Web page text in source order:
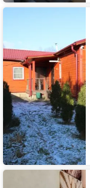
Гостевой
Хуторок
Апартаменты